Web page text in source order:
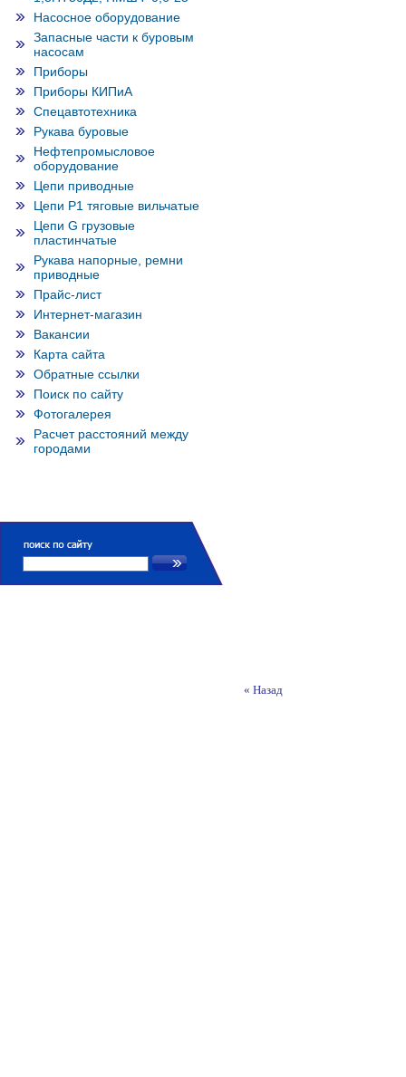
Насосное оборудование
Запасные части к буровым
насосам
Приборы
Приборы КИПиА
Спецавтотехника
Рукава буровые
Нефтепромысловое
оборудование
Цепи приводные
Цепи Р1 тяговые вильчатые
Цепи G грузовые
пластинчатые
Рукава напорные, ремни
приводные
Прайс-лист
Интернет-магазин
Вакансии
Карта сайта
Обратные ссылки
Поиск по сайту
Фотогалерея
Расчет расстояний между
городами
« Назад